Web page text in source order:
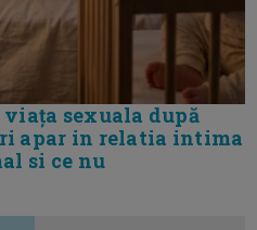
sexuala după
apar in relatia intima
si ce nu